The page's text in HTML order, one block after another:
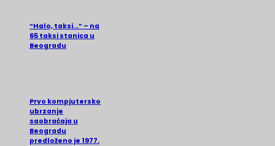
“Halo, taksi…” – na
65 taksi stanica u
Beogradu
Prvo kompjutersko
ubrzanje
saobraćaja u
Beogradu
predloženo je 1977.